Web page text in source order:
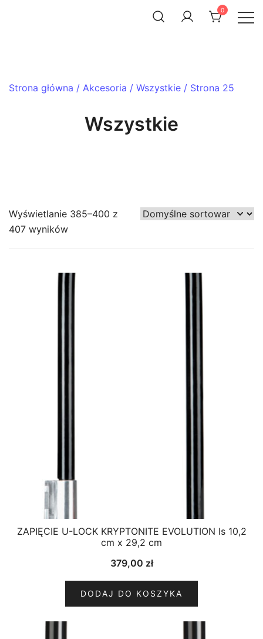
0
Strona główna / Akcesoria / Wszystkie / Strona 25
Wszystkie
Wyświetlanie 385–400 z
407 wyników
ZAPIĘCIE U-LOCK KRYPTONITE EVOLUTION ls 10,2
cm x 29,2 cm
379,00 zł
DODAJ DO KOSZYKA